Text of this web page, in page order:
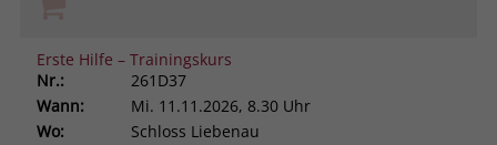
Erste Hilfe – Trainingskurs
Nr.:
261D37
Wann:
Mi. 11.11.2026, 8.30 Uhr
Wo:
Schloss Liebenau